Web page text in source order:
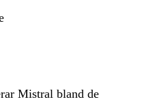
Mistral bland de